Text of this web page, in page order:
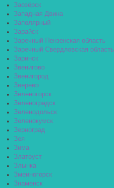
Заозёрск
Западная Двина
Заполярный
Зарайск
Заречный Пензенская область
Заречный Свердловская область
Заринск
Звенигово
Звенигород
Зверево
Зеленогорск
Зеленоградск
Зеленодольск
Зеленокумск
Зерноград
Зея
Зима
Златоуст
Злынка
Змеиногорск
Знаменск